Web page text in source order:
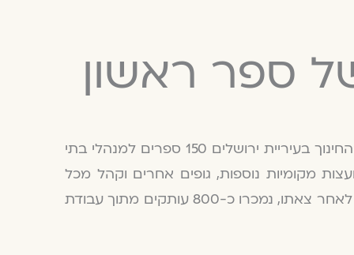
ספר ראשון
רק לאחרונה חילקה מחלקת החינוך בעיריית ירושלים 150 ספרים למנהלי בתי
מקומיות נוספות, גופים אחרים וקהל מכל
רחבי הארץ. פחות מחצי שנה לאחר צאתו, נמכרו כ-800 עותקים מתוך עבודת